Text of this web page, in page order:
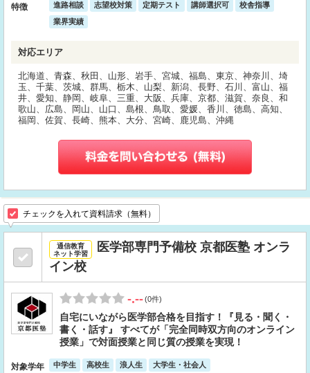
特徴
進路相談
志望校対策 定期テスト 講師選択可
校舎指導
業界実績
対応エリア
北海道、青森、秋田、山形、岩手、宮城、福島、東京、神奈川、埼
玉、千葉、茨城、群馬、栃木、山梨、新潟、長野、石川、富山、福
井、愛知、静岡、岐阜、三重、大阪、兵庫、京都、滋賀、奈良、和
歌山、広島、岡山、山口、島根、鳥取、愛媛、香川、徳島、高知、
福岡、佐賀、長崎、熊本、大分、宮崎、鹿児島、沖縄
チェックを入れて資料請求（無料）
通信教育
ネット学習
医学部専門予備校 京都医塾 オンラ
イン校
-.--(0件)
自宅にいながら医学部合格を目指す！『見る・聞く・
書く・話す』 すべてが「完全同時双方向のオンライン
授業」で対面授業と同じ質の授業を実現！
対象学年 中学生 高校生 浪人生 大学生・社会人